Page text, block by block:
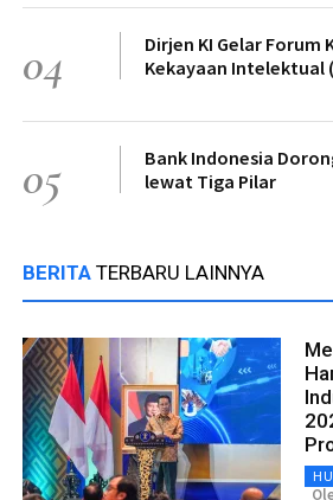
04
Dirjen KI Gelar Forum
Kekayaan Intelektual
05
Bank Indonesia
lewat Tiga Pilar
BERITA TERBARU LAINNYA